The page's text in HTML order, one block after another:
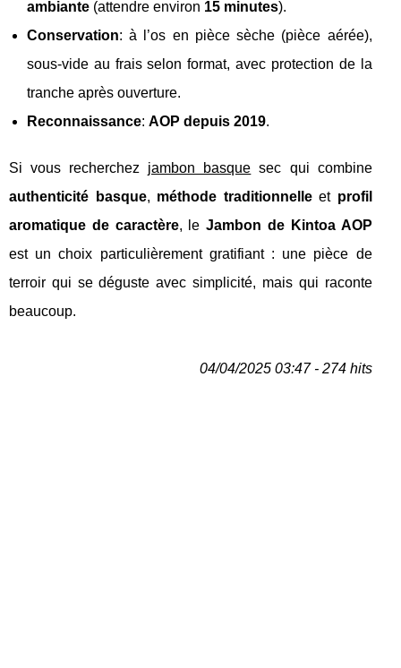
ambiante (attendre environ 15 minutes).
Conservation: à l’os en pièce sèche (pièce aérée),
sous-vide au frais selon format, avec protection de la
tranche après ouverture.
Reconnaissance: AOP depuis 2019.
Si vous recherchez jambon basque sec qui combine
authenticité basque, méthode traditionnelleet profil
aromatique de caractère, leJambon de Kintoa AOP
est un choix particulièrement gratifiant : une pièce de
terroir qui se déguste avec simplicité, mais qui raconte
beaucoup.
04/04/2025 03:47 - 274 hits